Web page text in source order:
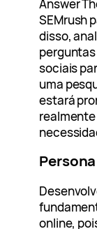
Answer
SEMrush
disso,
sociais
uma
estará
Persona
online,